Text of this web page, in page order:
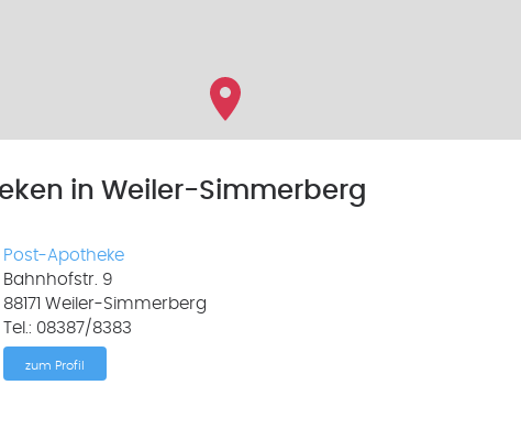
in Weiler-Simmerberg
Post-Apotheke
Bahnhofstr. 9
88171 Weiler-Simmerberg
Tel.: 08387/8383
zum Profil